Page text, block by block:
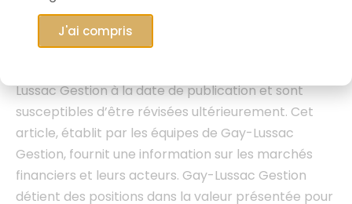
investissement, une offre de souscription, d’achat
ou de vente des titres ou fonds mentionnés. Les
données, informations, performances et
Lussac Gestion à la date de publication et sont
susceptibles d’être révisées ultérieurement. Cet
article, établit par les équipes de Gay-Lussac
Gestion, fournit une information sur les marchés
financiers et leurs acteurs. Gay-Lussac Gestion
détient des positions dans la valeur présentée pour
J'ai compris